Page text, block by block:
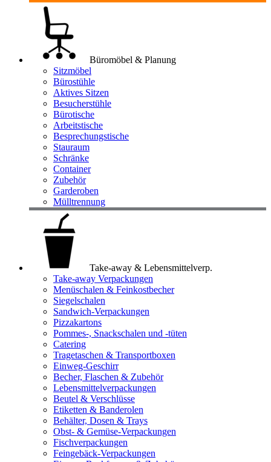
Büromöbel & Planung
Sitzmöbel
Bürostühle
Aktives Sitzen
Besucherstühle
Bürotische
Arbeitstische
Besprechungstische
Stauraum
Schränke
Container
Zubehör
Garderoben
Mülltrennung
Take-away & Lebensmittelverp.
Take-away Verpackungen
Menüschalen & Feinkostbecher
Siegelschalen
Sandwich-Verpackungen
Pizzakartons
Pommes-, Snackschalen und -tüten
Catering
Tragetaschen & Transportboxen
Einweg-Geschirr
Becher, Flaschen & Zubehör
Lebensmittelverpackungen
Beutel & Verschlüsse
Etiketten & Banderolen
Behälter, Dosen & Trays
Obst- & Gemüse-Verpackungen
Fischverpackungen
Feingebäck-Verpackungen